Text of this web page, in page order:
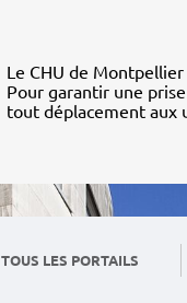
Le CHU de
Pour garantir une
tout déplacement aux
TOUS LES PORTAILS